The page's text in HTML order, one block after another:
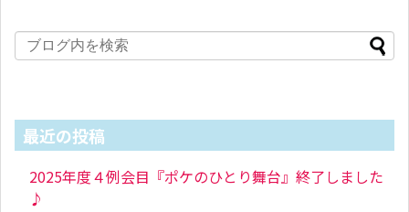
最近の投稿
2025年度４例会目『ポケのひとり舞台』終了しました
♪